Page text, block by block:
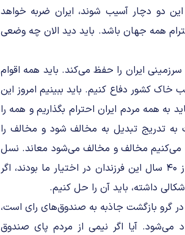
دو دچار آسیب شوند، ایران ضربه خواهد
همه جهان باشد. باید دید الان چه وضعی
ایران را حفظ می‌کند. باید همه اقوام
کشور دفاع کنیم. باید ببینیم امروز این
همه مردم ایران احترام بگذاریم و همه را
تدریج تبدیل به مخالف شود و مخالف را
می‌کنیم مخالف و مخالف می‌شود معاند. نسل
جوان و نوجوان فرزندان این مرز و بوم هستند. بیش از ۴۰ سال این فرزندان در اختیار ما بودند، اگر
داشته، باید آن را حل کنیم.
گرو بازگشت جاذبه به صندوق‌های رای است،
می‌شود. آیا اگر نیمی از مردم پای صندوق